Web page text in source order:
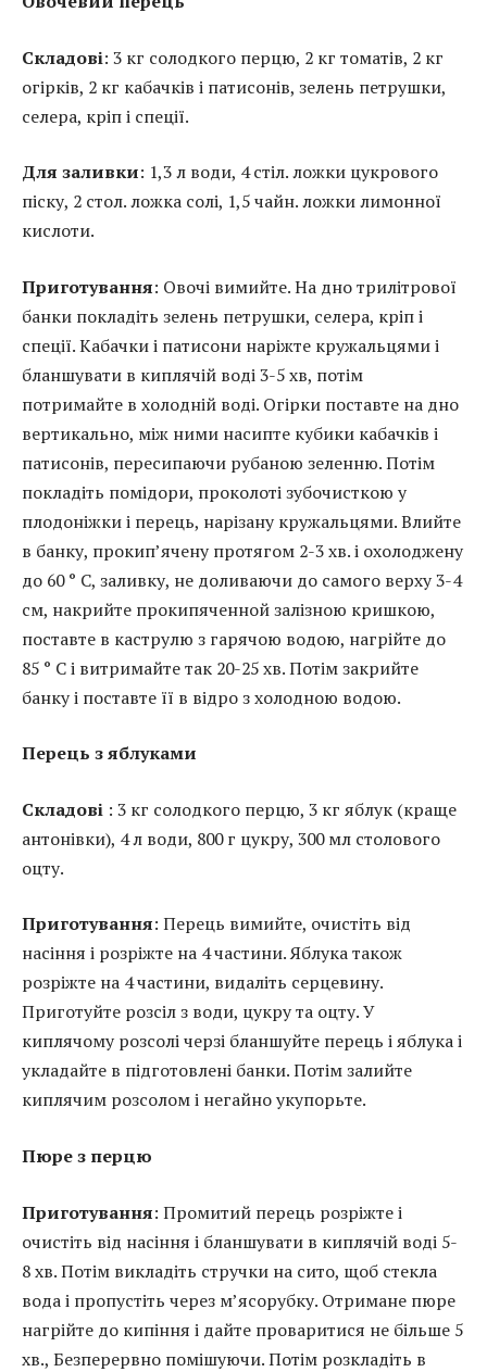
Складові: 3 кг солодкого перцю, 2 кг томатів, 2 кг
огірків, 2 кг кабачків і патисонів, зелень петрушки,
селера, кріп і спеції.
Для заливки: 1,3 л води, 4 стіл. ложки цукрового
піску, 2 стол. ложка солі, 1,5 чайн. ложки лимонної
кислоти.
Приготування: Овочі вимийте. На дно трилітрової
банки покладіть зелень петрушки, селера, кріп і
спеції. Кабачки і патисони наріжте кружальцями і
бланшувати в киплячій воді 3-5 хв, потім
потримайте в холодній воді. Огірки поставте на дно
вертикально, між ними насипте кубики кабачків і
патисонів, пересипаючи рубаною зеленню. Потім
покладіть помідори, проколоті зубочисткою у
плодоніжки і перець, нарізану кружальцями. Влийте
в банку, прокип’ячену протягом 2-3 хв. і охолоджену
до 60 ° С, заливку, не доливаючи до самого верху 3-4
см, накрийте прокипяченной залізною кришкою,
поставте в каструлю з гарячою водою, нагрійте до
85 ° С і витримайте так 20-25 хв. Потім закрийте
банку і поставте її в відро з холодною водою.
Перець з яблуками
Складові : 3 кг солодкого перцю, 3 кг яблук (краще
антонівки), 4 л води, 800 г цукру, 300 мл столового
оцту.
Приготування: Перець вимийте, очистіть від
насіння і розріжте на 4 частини. Яблука також
розріжте на 4 частини, видаліть серцевину.
Приготуйте розсіл з води, цукру та оцту. У
киплячому розсолі черзі бланшуйте перець і яблука і
укладайте в підготовлені банки. Потім залийте
киплячим розсолом і негайно укупорьте.
Пюре з перцю
Приготування: Промитий перець розріжте і
очистіть від насіння і бланшувати в киплячій воді 5-
8 хв. Потім викладіть стручки на сито, щоб стекла
вода і пропустіть через м’ясорубку. Отримане пюре
нагрійте до кипіння і дайте проваритися не більше 5
хв., Безперервно помішуючи. Потім розкладіть в